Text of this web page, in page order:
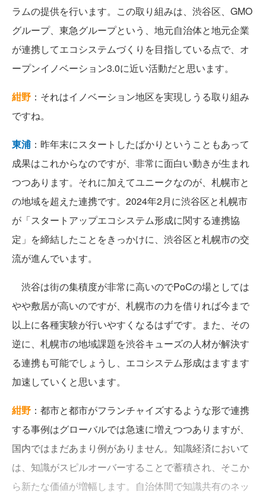
ラムの提供を行います。この取り組みは、渋谷区、GMO
グループ、東急グループという、地元自治体と地元企業
が連携してエコシステムづくりを目指している点で、オ
ープンイノベーション3.0に近い活動だと思います。
紺野 ：それはイノベーション地区を実現しうる取り組み
ですね。
東浦 ：昨年末にスタートしたばかりということもあって
成果はこれからなのですが、非常に面白い動きが生まれ
つつあります。それに加えてユニークなのが、札幌市と
の地域を超えた連携です。2024年2月に渋谷区と札幌市
が「スタートアップエコシステム形成に関する連携協
定」を締結したことをきっかけに、渋谷区と札幌市の交
流が進んでいます。
渋谷は街の集積度が非常に高いのでPoCの場としては
やや敷居が高いのですが、札幌市の力を借りれば今まで
以上に各種実験が行いやすくなるはずです。また、その
逆に、札幌市の地域課題を渋谷キューズの人材が解決す
る連携も可能でしょうし、エコシステム形成はますます
加速していくと思います。
紺野 ：都市と都市がフランチャイズするような形で連携
する事例はグローバルでは急速に増えつつありますが、
国内ではまだあまり例がありません。知識経済において
は、知識がスピルオーバーすることで蓄積され、そこか
ら新たな価値が増幅します。自治体間で知識共有のネッ